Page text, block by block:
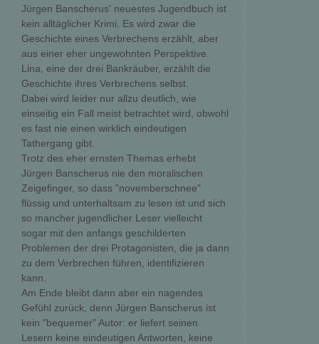
Jürgen Banscherus' neuestes Jugendbuch ist
kein alltäglicher Krimi. Es wird zwar die
Geschichte eines Verbrechens erzählt, aber
aus einer eher ungewohnten Perspektive.
Lina, eine der drei Bankräuber, erzählt die
Geschichte ihres Verbrechens selbst.
Dabei wird leider nur allzu deutlich, wie
einseitig ein Fall meist betrachtet wird, obwohl
es fast nie einen wirklich eindeutigen
Tathergang gibt.
Trotz des eher ernsten Themas erhebt
Jürgen Banscherus nie den moralischen
Zeigefinger, so dass "novemberschnee"
flüssig und unterhaltsam zu lesen ist und sich
so mancher jugendlicher Leser vielleicht
sogar mit den anfangs geschilderten
Problemen der drei Protagonisten, die ja dann
zu dem Verbrechen führen, identifizieren
kann.
Am Ende bleibt dann aber ein nagendes
Gefühl zurück, denn Jürgen Banscherus ist
kein "bequemer" Autor: er liefert seinen
Lesern keine eindeutigen Antworten, keine